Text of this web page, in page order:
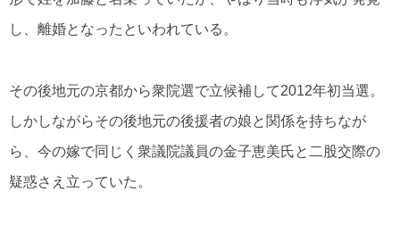
し、離婚となったといわれている。
その後地元の京都から衆院選で立候補して2012年初当選。
しかしながらその後地元の後援者の娘と関係を持ちなが
ら、今の嫁で同じく衆議院議員の金子恵美氏と二股交際の
疑惑さえ立っていた。